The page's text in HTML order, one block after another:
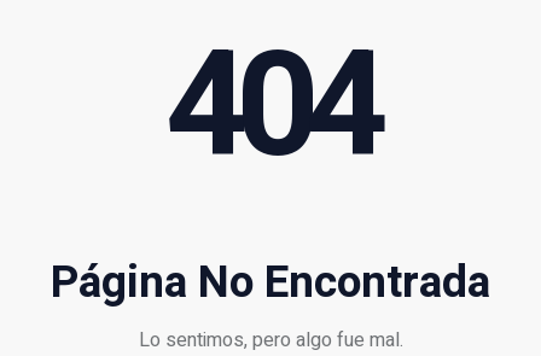
404
Página No Encontrada
Lo sentimos, pero algo fue mal.